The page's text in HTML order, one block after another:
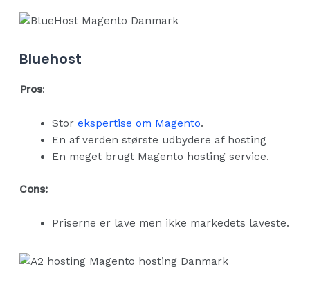
Bluehost
Pros:
Stor ekspertise om Magento.
En af verden største udbydere af hosting
En meget brugt Magento hosting service.
Cons:
Priserne er lave men ikke markedets laveste.